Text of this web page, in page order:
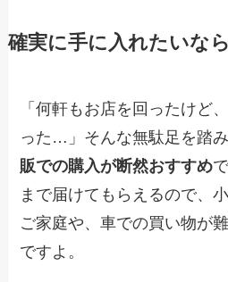
確実に手に入れたいな
「何軒もお店を回ったけど
った…」そんな無駄足を踏
販での購入が断然おすすめ
まで届けてもらえるので、
ご家庭や、車での買い物が
ですよ。